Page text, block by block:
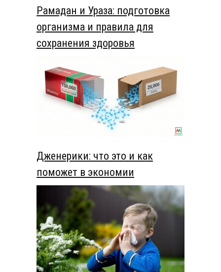
Рамадан и Ураза: подготовка
организма и правила для
сохранения здоровья
Дженерики: что это и как
поможет в экономии